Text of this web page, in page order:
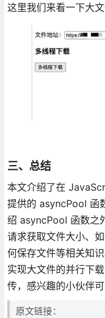
这里我们来看一下大
三、总结
本文介绍了在
提供的 asyncPool 函
绍 asyncPool 函数之
请求获取文件大小、
何保存文件等相关知
实现大文件的并行下
传，感兴趣的小伙伴可
原文链接：